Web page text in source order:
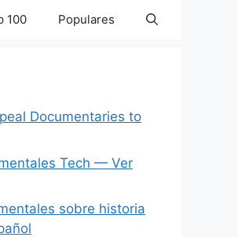
100 Populares
Documentaries to
Tech — Ver
sobre historia